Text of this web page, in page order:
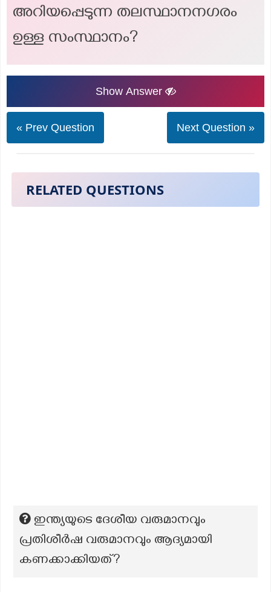
അറിയപ്പെടുന്ന തലസ്ഥാനനഗരം
ഉള്ള സംസ്ഥാനം?
Show Answer
« Prev Question Next Question »
RELATED QUESTIONS
ഇന്ത്യയുടെ ദേശീയ വരുമാനവും
പ്രതിശീർഷ വരുമാനവും ആദ്യമായി
കണക്കാക്കിയത്?